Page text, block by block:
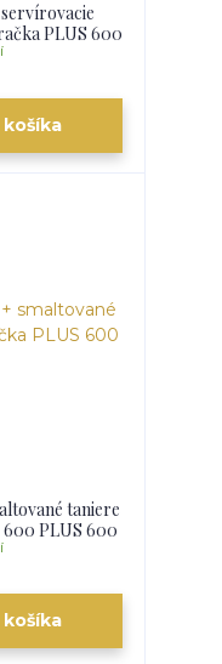
PLUS 600
taniere
600 PLUS 600